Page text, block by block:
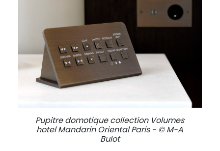
Pupitre domotique collection Volumes
hotel Mandarin Oriental Paris - © M-A
Bulot